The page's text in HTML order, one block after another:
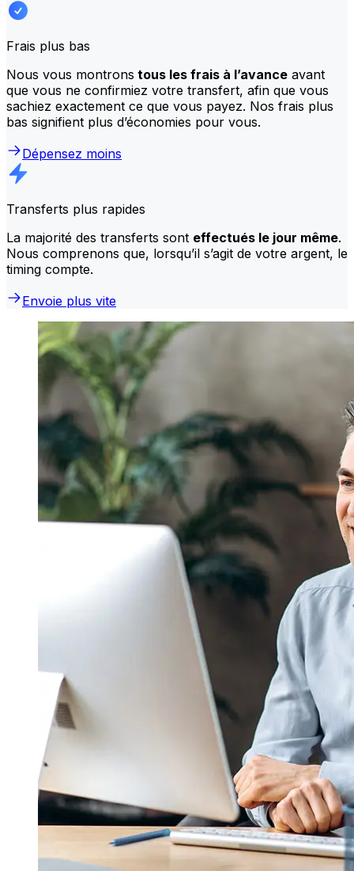
Frais plus bas
Nous vous montrons tous les frais à l’avance avant
que vous ne confirmiez votre transfert, afin que vous
sachiez exactement ce que vous payez. Nos frais plus
bas signifient plus d’économies pour vous.
Dépensez moins
Transferts plus rapides
La majorité des transferts sont effectués le jour même.
Nous comprenons que, lorsqu’il s’agit de votre argent, le
timing compte.
Envoie plus vite